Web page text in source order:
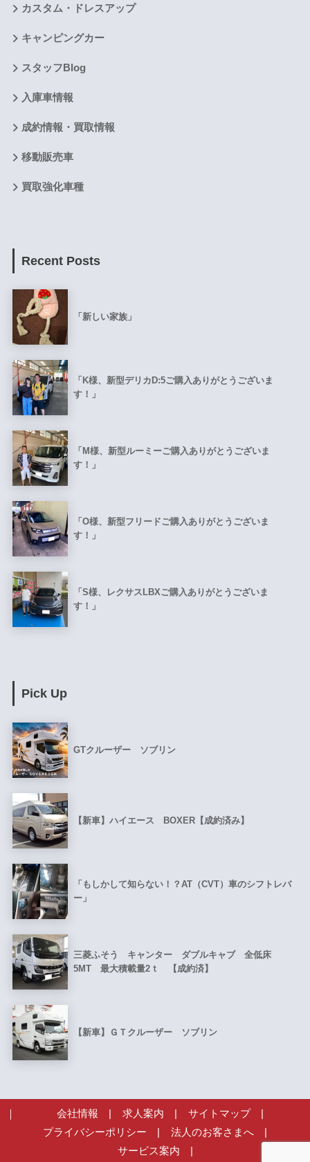
カスタム・ドレスアップ
キャンピングカー
スタッフBlog
入庫車情報
成約情報・買取情報
移動販売車
買取強化車種
Recent Posts
「新しい家族」
「K様、新型デリカD:5ご購入ありがとうございま
す！」
「M様、新型ルーミーご購入ありがとうございま
す！」
「O様、新型フリードご購入ありがとうございま
す！」
「S様、レクサスLBXご購入ありがとうございま
す！」
Pick Up
GTクルーザー ソブリン
【新車】ハイエース BOXER【成約済み】
「もしかして知らない！？AT（CVT）車のシフトレバ
ー」
三菱ふそう キャンター ダブルキャブ 全低床
5MT 最大積載量2ｔ 【成約済】
【新車】ＧＴクルーザー ソブリン
会社情報 求人案内 サイトマップ|
プライバシーポリシー
法人のお客さまへ
サービス案内